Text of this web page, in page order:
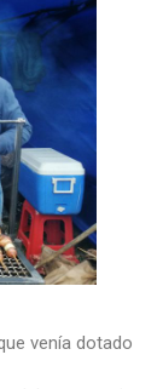
venía dotado